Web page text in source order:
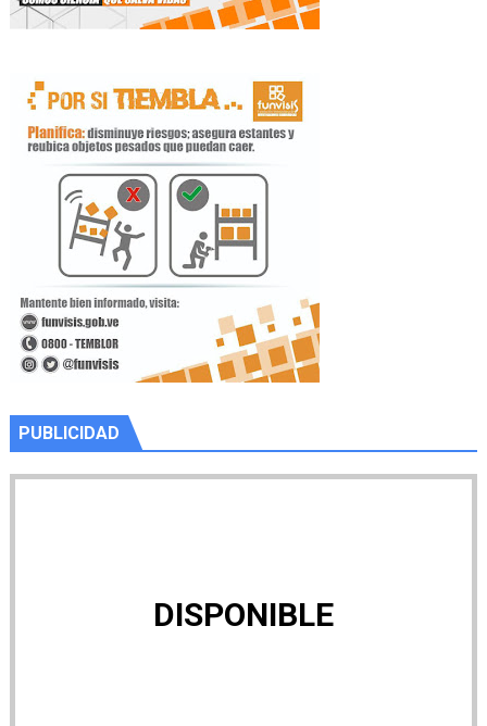
PUBLICIDAD
DISPONIBLE